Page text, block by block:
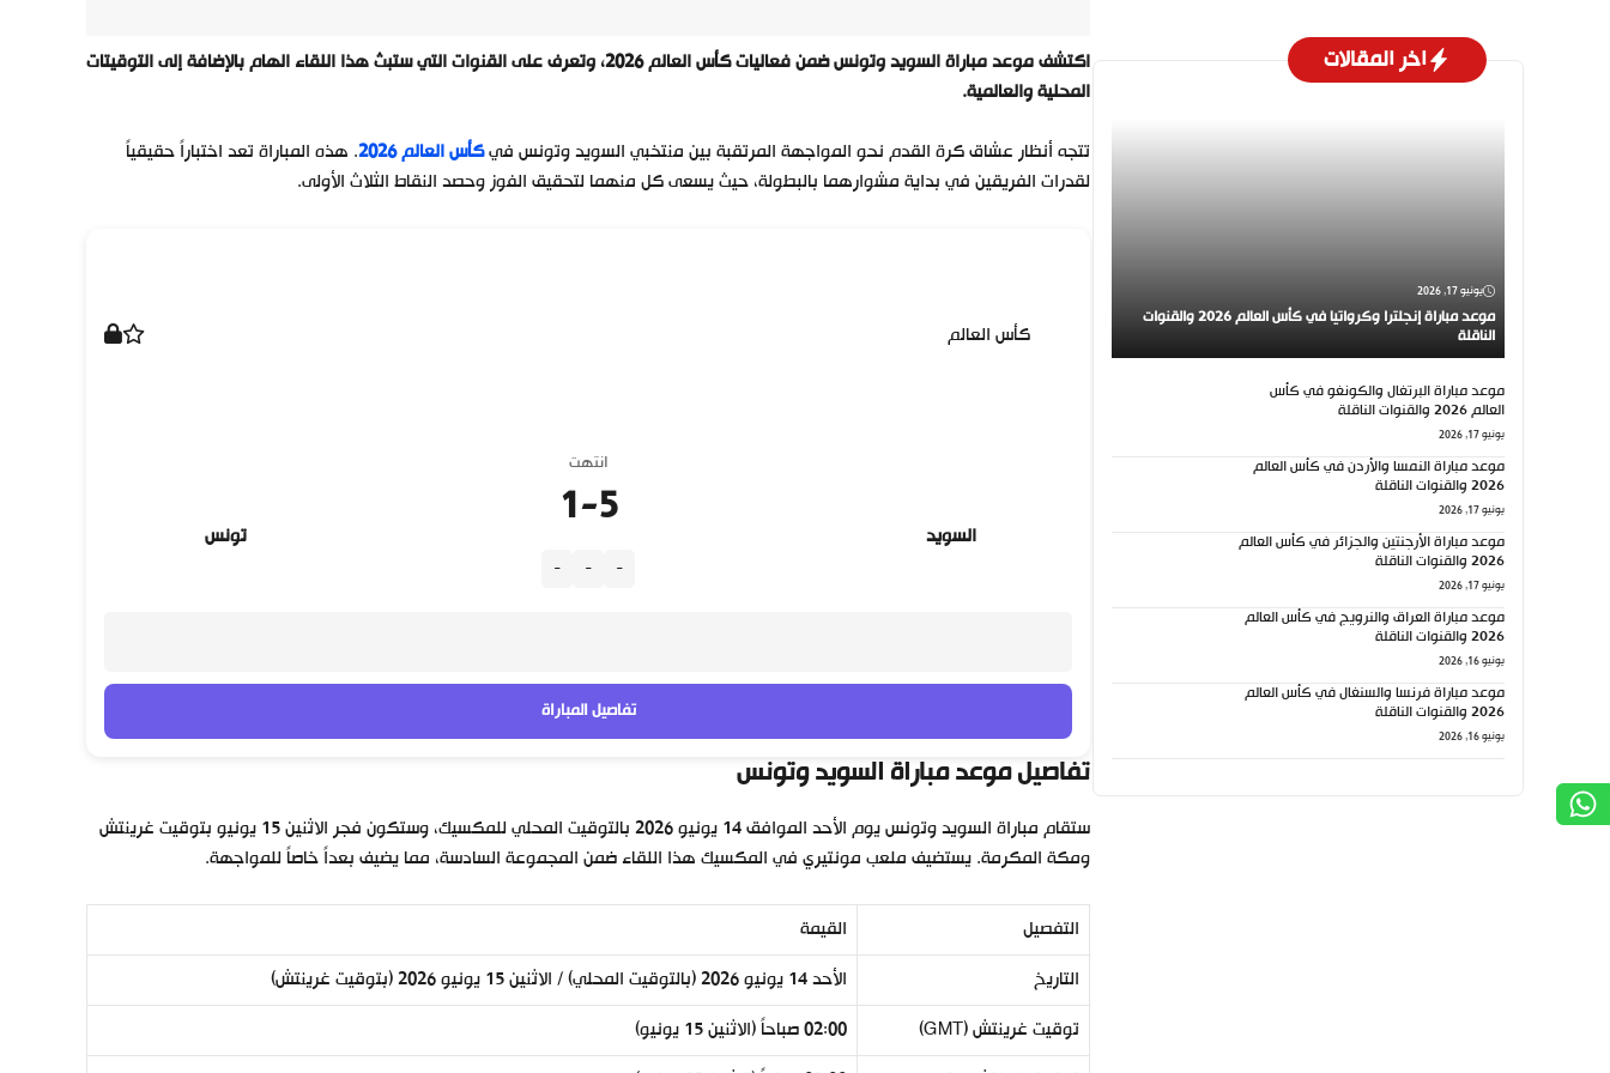
اكتشف موعد مباراة السويد وتونس ضمن فعاليات كأس العالم 2026، وتعرف على القنوات التي ستبث هذا اللقاء الهام بالإضافة إلى التوقيتات
المحلية والعالمية.
تتجه أنظار عشاق كرة القدم نحو المواجهة المرتقبة بين منتخبي السويد وتونس فيكأس العالم 2026
. هذه المباراة تعد اختباراً حقيقياً
لقدرات الفريقين في بداية مشوارهما بالبطولة، حيث يسعى كل منهما لتحقيق الفوز وحصد النقاط الثلاث الأولى.
كأس العالم
السويد
انتهت
5
-
1
-
-
-
تونس
تفاصيل المباراة
تفاصيل موعد مباراة السويد وتونس
ستقام مباراة السويد وتونس يوم الأحد الموافق 14 يونيو 2026 بالتوقيت المحلي للمكسيك، وستكون فجر الاثنين 15 يونيو بتوقيت غرينتش
ومكة المكرمة. يستضيف ملعب مونتيري في المكسيك هذا اللقاء ضمن المجموعة السادسة، مما يضيف بعداً خاصاً للمواجهة.
التفصيل
القيمة
التاريخ
الأحد 14 يونيو 2026 (بالتوقيت المحلي) / الاثنين 15 يونيو 2026 (بتوقيت غرينتش)
توقيت غرينتش (GMT)
02:00 صباحاً (الاثنين 15 يونيو)
اخر المقالات
يونيو 17, 2026
موعد مباراة إنجلترا وكرواتيا في كأس العالم 2026 والقنوات
الناقلة
موعد مباراة البرتغال والكونغو في كأس
العالم 2026 والقنوات الناقلة
يونيو 17, 2026
موعد مباراة النمسا والأردن في كأس العالم
2026 والقنوات الناقلة
يونيو 17, 2026
موعد مباراة الأرجنتين والجزائر في كأس العالم
2026 والقنوات الناقلة
يونيو 17, 2026
موعد مباراة العراق والنرويج في كأس العالم
2026 والقنوات الناقلة
يونيو 16, 2026
موعد مباراة فرنسا والسنغال في كأس العالم
2026 والقنوات الناقلة
يونيو 16, 2026